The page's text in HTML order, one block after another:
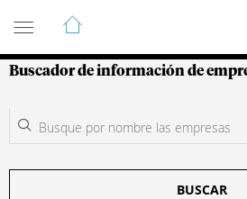
Guía de Empresas
Buscador de información de
BUSCAR